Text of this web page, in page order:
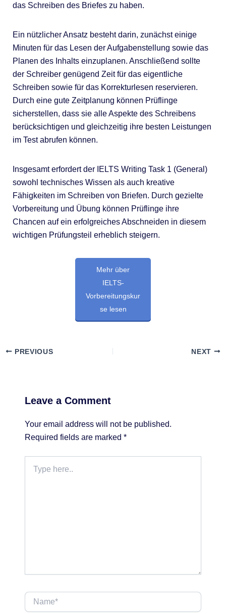
das Schreiben des Briefes zu haben.
Ein nützlicher Ansatz besteht darin, zunächst einige
Minuten für das Lesen der Aufgabenstellung sowie das
Planen des Inhalts einzuplanen. Anschließend sollte
der Schreiber genügend Zeit für das eigentliche
Schreiben sowie für das Korrekturlesen reservieren.
Durch eine gute Zeitplanung können Prüflinge
sicherstellen, dass sie alle Aspekte des Schreibens
berücksichtigen und gleichzeitig ihre besten Leistungen
im Test abrufen können.
Insgesamt erfordert der IELTS Writing Task 1 (General)
sowohl technisches Wissen als auch kreative
Fähigkeiten im Schreiben von Briefen. Durch gezielte
Vorbereitung und Übung können Prüflinge ihre
Chancen auf ein erfolgreiches Abschneiden in diesem
wichtigen Prüfungsteil erheblich steigern.
Mehr über
IELTS-
Vorbereitungskur
se lesen
PREVIOUS NEXT
Leave a Comment
Your email address will not be published.
Required fields are marked *
here..
Name*